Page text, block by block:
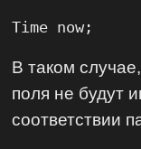
Time now;
В таком
поля не будут
соответствии